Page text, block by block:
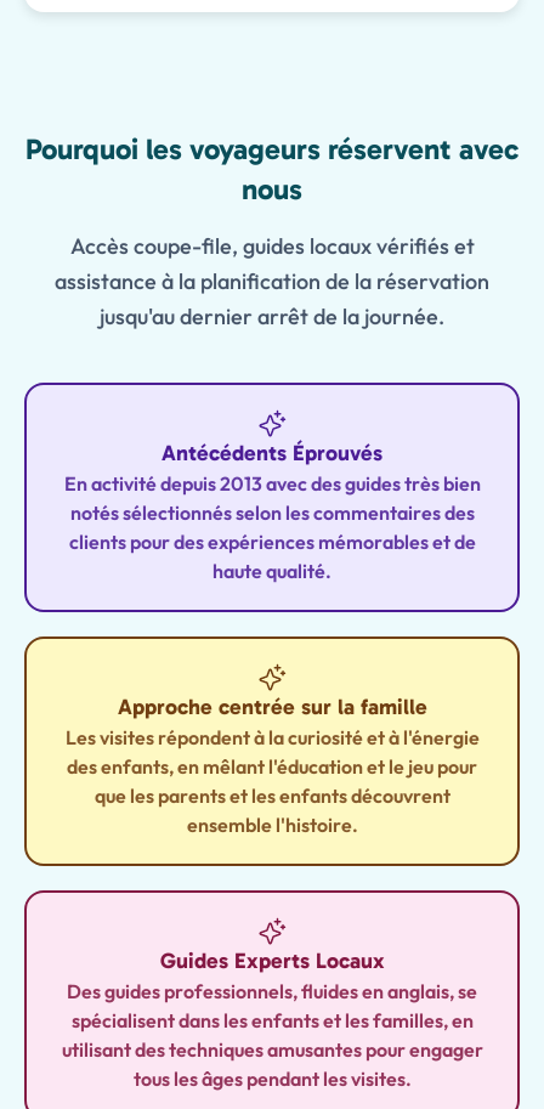
Features
Pourquoi les voyageurs réservent avec
nous
Accès coupe-file, guides locaux vérifiés et
assistance à la planification de la réservation
jusqu'au dernier arrêt de la journée.
Antécédents Éprouvés
En activité depuis 2013 avec des guides très bien
notés sélectionnés selon les commentaires des
clients pour des expériences mémorables et de
haute qualité.
Approche centrée sur la famille
Les visites répondent à la curiosité et à l'énergie
des enfants, en mêlant l'éducation et le jeu pour
que les parents et les enfants découvrent
ensemble l'histoire.
Guides Experts Locaux
Des guides professionnels, fluides en anglais, se
spécialisent dans les enfants et les familles, en
utilisant des techniques amusantes pour engager
tous les âges pendant les visites.